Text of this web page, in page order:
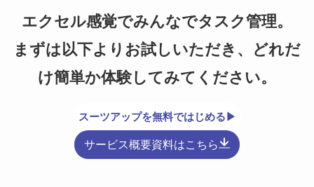
エクセル感覚でみんなでタスク管理。
まずは以下よりお試しいただき、どれだ
け簡単か体験してみてください。
スーツアップを無料ではじめる▶
サービス概要資料はこちら